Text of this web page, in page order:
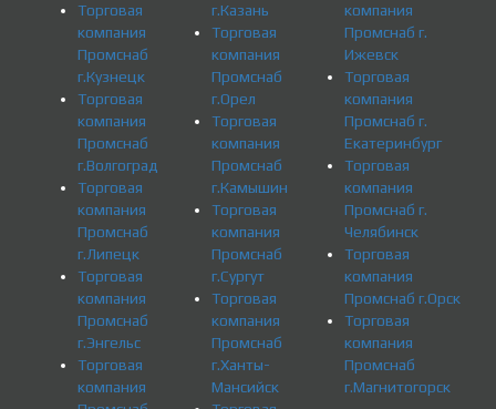
Торговая
компания
Промснаб
г.Кузнецк
Торговая
компания
Промснаб
г.Волгоград
Торговая
компания
Промснаб
г.Липецк
Торговая
компания
Промснаб
г.Энгельс
Торговая
компания
г.Казань
Торговая
компания
Промснаб
г.Орел
Торговая
компания
Промснаб
г.Камышин
Торговая
компания
Промснаб
г.Сургут
Торговая
компания
Промснаб
г.Ханты-
Мансийск
компания
Промснаб г.
Ижевск
Торговая
компания
Промснаб г.
Екатеринбург
Торговая
компания
Промснаб г.
Челябинск
Торговая
компания
Промснаб г.Орск
Торговая
компания
Промснаб
г.Магнитогорск